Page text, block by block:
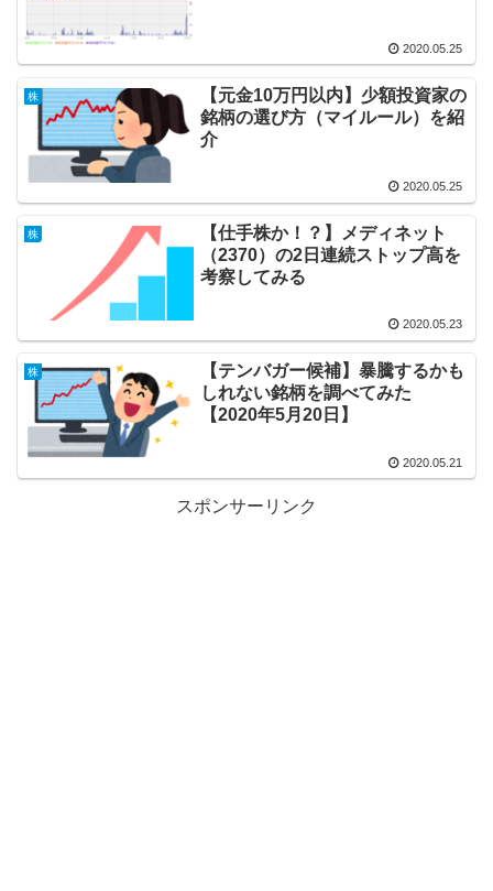
2020.05.25
株
【元金10万円以内】少額投資家の
銘柄の選び方（マイルール）を紹
介
2020.05.25
株
【仕手株か！？】メディネット
（2370）の2日連続ストップ高を
考察してみる
2020.05.23
株
【テンバガー候補】暴騰するかも
しれない銘柄を調べてみた
【2020年5月20日】
2020.05.21
スポンサーリンク